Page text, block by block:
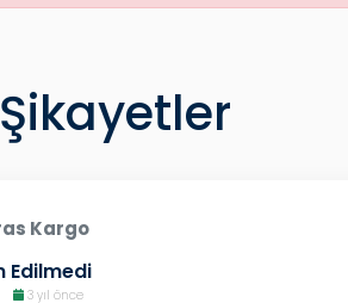
Kargo
Edilmedi
3 yıl önce